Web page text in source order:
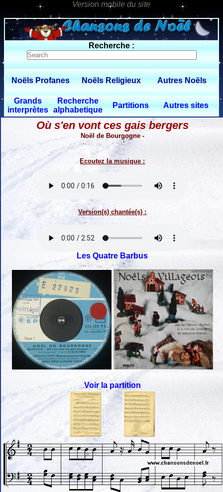
0 $limitbot 1 $limittot 2
Recherche :
Noëls Profanes Noëls Religieux Autres Noëls
Grands
interprètes
Recherche
alphabetique
Partitions Autres sites
Où s'en vont ces gais bergers
Noël de Bourgogne -
Ecoutez la musique :
Version(s) chantée(s) :
Les Quatre Barbus
Voir la partition